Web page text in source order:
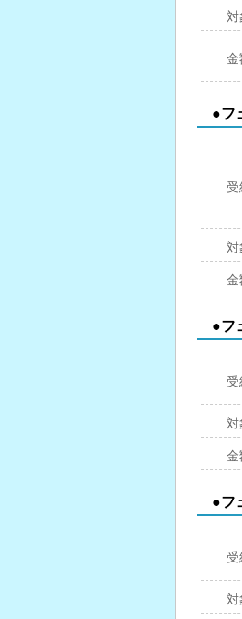
対
金
●フ
受
対
金
●フ
受
対
金
●フ
受
対